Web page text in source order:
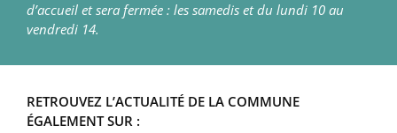
d’accueil et sera fermée : les samedis et du lundi 10 au
vendredi 14.
RETROUVEZ L’ACTUALITÉ DE LA COMMUNE
ÉGALEMENT SUR :